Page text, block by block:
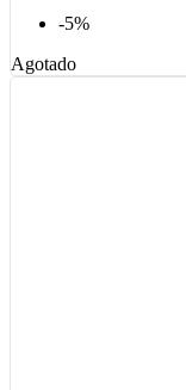
-5%
Agotado